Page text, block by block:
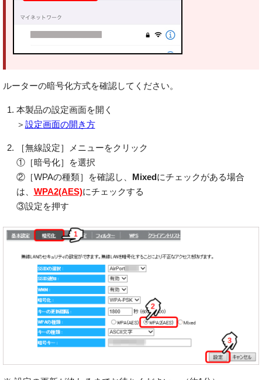
ルーターの暗号化方式を確認してください。
本製品の設定画面を開く
＞ 設定画面の開き方
［無線設定］メニューをクリック
①［暗号化］を選択
②［WPAの種類］を確認し、 Mixedにチェックがある場合
は、 WPA2(AES)にチェックする
③設定を押す